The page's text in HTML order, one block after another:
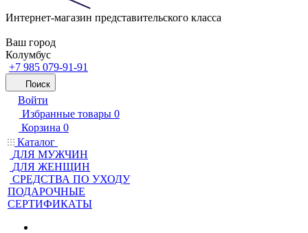
Интернет-магазин представительского класса
Ваш город
Колумбус
+7 985 079-91-91
Поиск
Войти
Избранные товары 0
Корзина 0
Каталог
ДЛЯ МУЖЧИН
ДЛЯ ЖЕНЩИН
CРЕДСТВА ПО УХОДУ
ПОДАРОЧНЫЕ
СЕРТИФИКАТЫ